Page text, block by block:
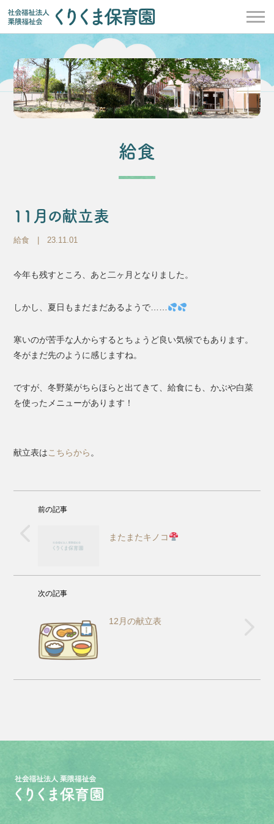
給食
11月の献立表
給食 | 23.11.01
今年も残すところ、あと二ヶ月となりました。
しかし、夏日もまだまだあるようで……
寒いのが苦手な人からするとちょうど良い気候でもあります。
冬がまだ先のように感じますね。
ですが、冬野菜がちらほらと出てきて、給食にも、かぶや白菜
を使ったメニューがあります！
献立表はこちらから。
前の記事
またまたキノコ
次の記事
12月の献立表